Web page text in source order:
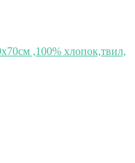
,100% хлопок,твил,